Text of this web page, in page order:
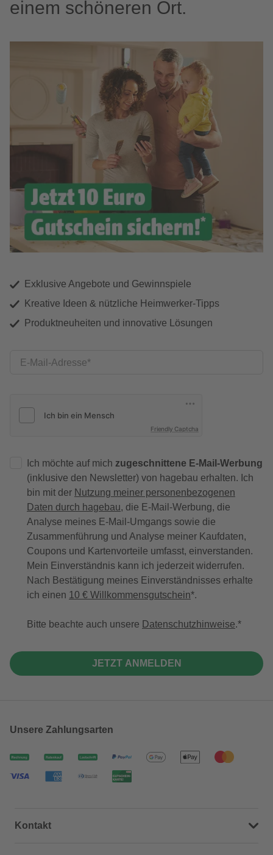
einem schöneren Ort.
Exklusive Angebote und Gewinnspiele
Kreative Ideen & nützliche Heimwerker-Tipps
Produktneuheiten und innovative Lösungen
E-Mail-Adresse
Friendly Captcha
Ich möchte auf mich zugeschnittene E-Mail-Werbung
(inklusive den Newsletter) von hagebau erhalten. Ich
bin mit der Nutzung meiner personenbezogenen
Daten durch hagebau, die E-Mail-Werbung, die
Analyse meines E-Mail-Umgangs sowie die
Zusammenführung und Analyse meiner Kaufdaten,
Coupons und Kartenvorteile umfasst, einverstanden.
Mein Einverständnis kann ich jederzeit widerrufen.
Nach Bestätigung meines Einverständnisses erhalte
ich einen 10 € Willkommensgutschein*.
Bitte beachte auch unsere Datenschutzhinweise.
JETZT ANMELDEN
Unsere Zahlungsarten
Kontakt